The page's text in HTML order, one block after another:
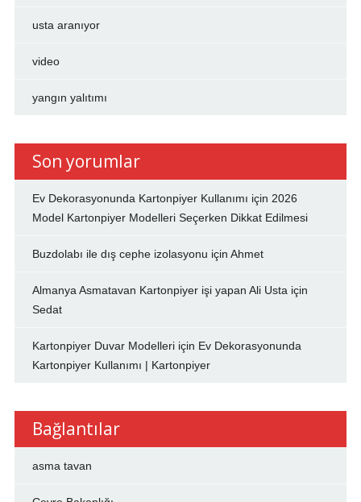
usta aranıyor
video
yangın yalıtımı
Son yorumlar
Ev Dekorasyonunda Kartonpiyer Kullanımı için 2026
Model Kartonpiyer Modelleri Seçerken Dikkat Edilmesi
Buzdolabı ile dış cephe izolasyonu için Ahmet
Almanya Asmatavan Kartonpiyer işi yapan Ali Ustaiçin
Sedat
Kartonpiyer Duvar Modelleriiçin Ev Dekorasyonunda
Kartonpiyer Kullanımı | Kartonpiyer
Bağlantılar
asma tavan